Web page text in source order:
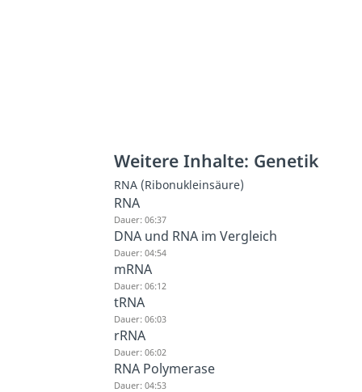
Weitere Inhalte: Genetik
RNA (Ribonukleinsäure)
RNA
Dauer: 06:37
DNA und RNA im Vergleich
Dauer: 04:54
mRNA
Dauer: 06:12
tRNA
Dauer: 06:03
rRNA
Dauer: 06:02
RNA Polymerase
Dauer: 04:53